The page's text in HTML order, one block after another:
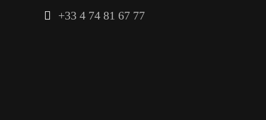
+33 4 74 81 67 77